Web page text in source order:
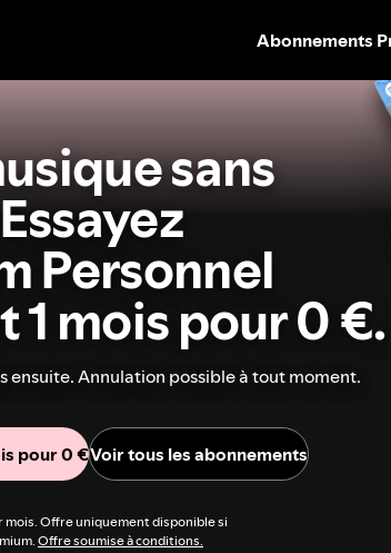
Abonnements
sans
Personnel
1 mois pour 0 €.
ensuite. Annulation possible à tout moment.
pour 0 €Voir tous les abonnements
mois. Offre uniquement disponible si
Offre soumise à conditions.